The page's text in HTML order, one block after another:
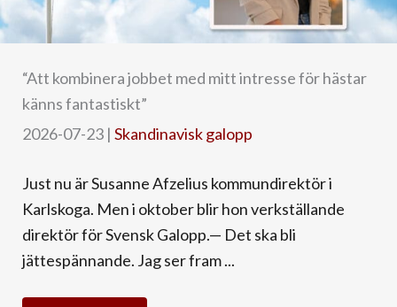
“Att kombinera jobbet med mitt intresse för hästar
känns fantastiskt”
2026-07-23 | Skandinavisk galopp
Just nu är Susanne Afzelius kommundirektör i
Karlskoga. Men i oktober blir hon verkställande
direktör för Svensk Galopp.— Det ska bli
jättespännande. Jag ser fram ...